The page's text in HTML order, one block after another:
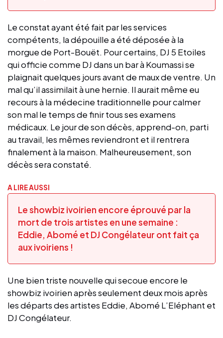
Le constat ayant été fait par les services
compétents, la dépouille a été déposée à la
morgue de Port-Bouët. Pour certains, DJ 5 Etoiles
qui officie comme DJ dans un bar à Koumassi se
plaignait quelques jours avant de maux de ventre. Un
mal qu’il assimilait à une hernie. Il aurait même eu
recours à la médecine traditionnelle pour calmer
son mal le temps de finir tous ses examens
médicaux. Le jour de son décès, apprend-on, parti
au travail, les mêmes reviendront et il rentrera
finalement à la maison. Malheureusement, son
décès sera constaté.
A LIRE AUSSI
Le showbiz ivoirien encore éprouvé par la
mort de trois artistes en une semaine :
Eddie, Abomé et DJ Congélateur ont fait ça
aux ivoiriens !
Une bien triste nouvelle qui secoue encore le
showbiz ivoirien après seulement deux mois après
les départs des artistes Eddie, Abomé L’Eléphant et
DJ Congélateur.